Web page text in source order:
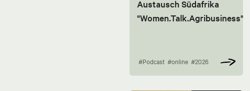
Austausch Südafrika
"Women.Talk.Agribusiness"
#Podcast #online #2026